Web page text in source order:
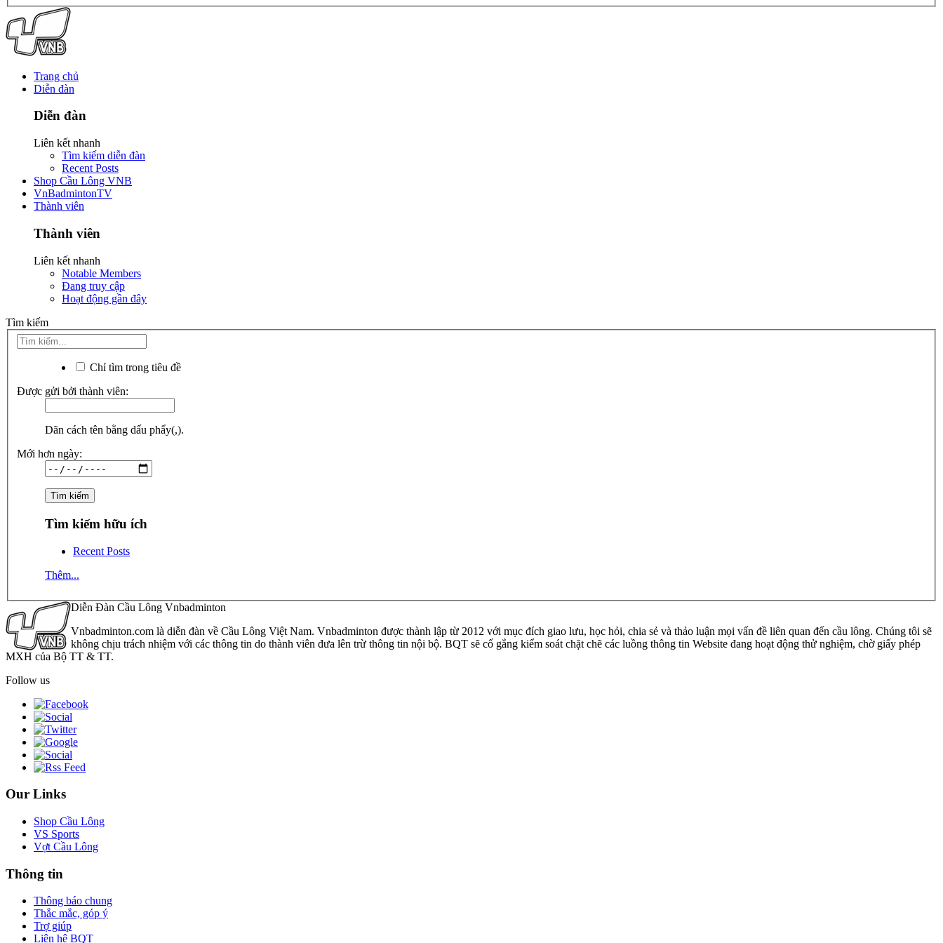
Trang chủ
Diễn đàn
Diễn đàn
Liên kết nhanh
Tìm kiếm diễn đàn
Recent Posts
Shop Cầu Lông VNB
VnBadmintonTV
Thành viên
Thành viên
Liên kết nhanh
Notable Members
Đang truy cập
Hoạt động gần đây
Tìm kiếm
Chỉ tìm trong tiêu đề
Được gửi bởi thành viên:
Dãn cách tên bằng dấu phẩy(,).
Mới hơn ngày:
Tìm kiếm hữu ích
Recent Posts
Thêm...
Diễn Đàn Cầu Lông Vnbadminton
Vnbadminton.com là diễn đàn về Cầu Lông Việt Nam. Vnbadminton được thành lập từ 2012 với mục đích giao lưu, học hỏi, chia sẻ và thảo luận mọi vấn đề liên quan đến cầu lông. Chúng tôi sẽ
không chịu trách nhiệm với các thông tin do thành viên đưa lên trừ thông tin nội bộ. BQT sẽ cố gắng kiểm soát chặt chẽ các luồng thông tin Website đang hoạt động thử nghiệm, chờ giấy phép
MXH của Bộ TT & TT.
Follow us
Our Links
Shop Cầu Lông
VS Sports
Vợt Cầu Lông
Thông tin
Thông báo chung
Thắc mắc, góp ý
Trợ giúp
Liên hệ BQT